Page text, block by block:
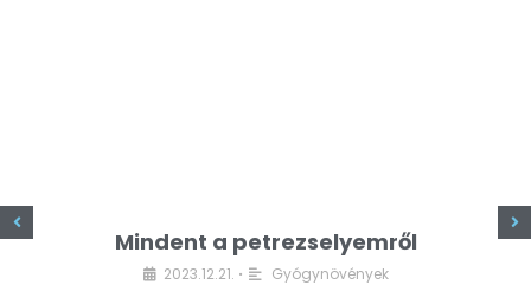
Mindent a petrezselyemről
2023.12.21. • Gyógynövények